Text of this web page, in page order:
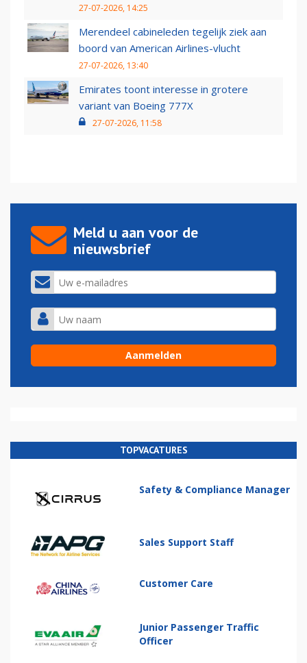
27-07-2026, 14:25
Merendeel cabineleden tegelijk ziek aan
boord van American Airlines-vlucht
27-07-2026, 13:40
Emirates toont interesse in grotere
variant van Boeing 777X
27-07-2026, 11:58
Meld u aan voor de
nieuwsbrief
TOPVACATURES
Safety & Compliance Manager
Sales Support Staff
Customer Care
Junior Passenger Traffic
Officer